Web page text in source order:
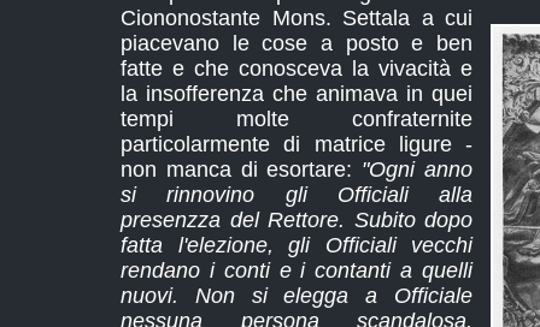
Ciononostante Mons. Settala a cui
piacevano le cose a posto e ben
fatte e che conosceva la vivacità e
la insofferenza che animava in quei
tempi molte confraternite
particolarmente di matrice ligure -
non manca di esortare: "Ogni anno
si rinnovino gli Officiali alla
presenzza del Rettore. Subito dopo
fatta l'elezione, gli Officiali vecchi
rendano i conti e i contanti a quelli
nuovi. Non si elegga a Officiale
nessuna persona scandalosa,